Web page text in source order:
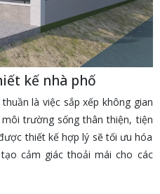
kế nhà phố
là việc sắp xếp không gian
trường sống thân thiện, tiện
thiết kế hợp lý sẽ tối ưu hóa
cảm giác thoải mái cho các